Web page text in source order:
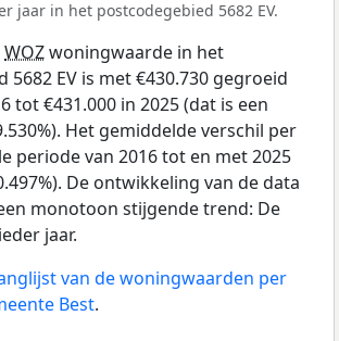
jaar in het postcodegebied 5682 EV.
WOZwoningwaarde in het
5682 EV is met €430.730 gegroeid
tot €431.000 in 2025 (dat is een
Het gemiddelde verschil per
periode van 2016 tot en met 2025
De ontwikkeling van de data
monotoon stijgende trend: De
jaar.
van de woningwaarden per
Best.